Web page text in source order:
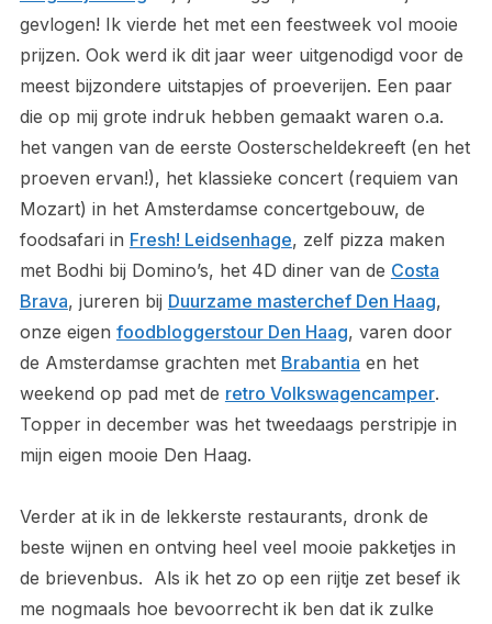
gevlogen! Ik vierde het met een feestweek vol mooie
prijzen. Ook werd ik dit jaar weer uitgenodigd voor de
meest bijzondere uitstapjes of proeverijen. Een paar
die op mij grote indruk hebben gemaakt waren o.a.
het vangen van de eerste Oosterscheldekreeft (en het
proeven ervan!), het klassieke concert (requiem van
Mozart) in het Amsterdamse concertgebouw, de
foodsafari in Fresh! Leidsenhage, zelf pizza maken
met Bodhi bij Domino’s, het 4D diner van de Costa
Brava, jureren bij Duurzame masterchef Den Haag,
onze eigen foodbloggerstour Den Haag, varen door
de Amsterdamse grachten met Brabantia en het
weekend op pad met de retro Volkswagencamper.
Topper in december was het tweedaags perstripje in
mijn eigen mooie Den Haag.
Verder at ik in de lekkerste restaurants, dronk de
beste wijnen en ontving heel veel mooie pakketjes in
de brievenbus. Als ik het zo op een rijtje zet besef ik
me nogmaals hoe bevoorrecht ik ben dat ik zulke